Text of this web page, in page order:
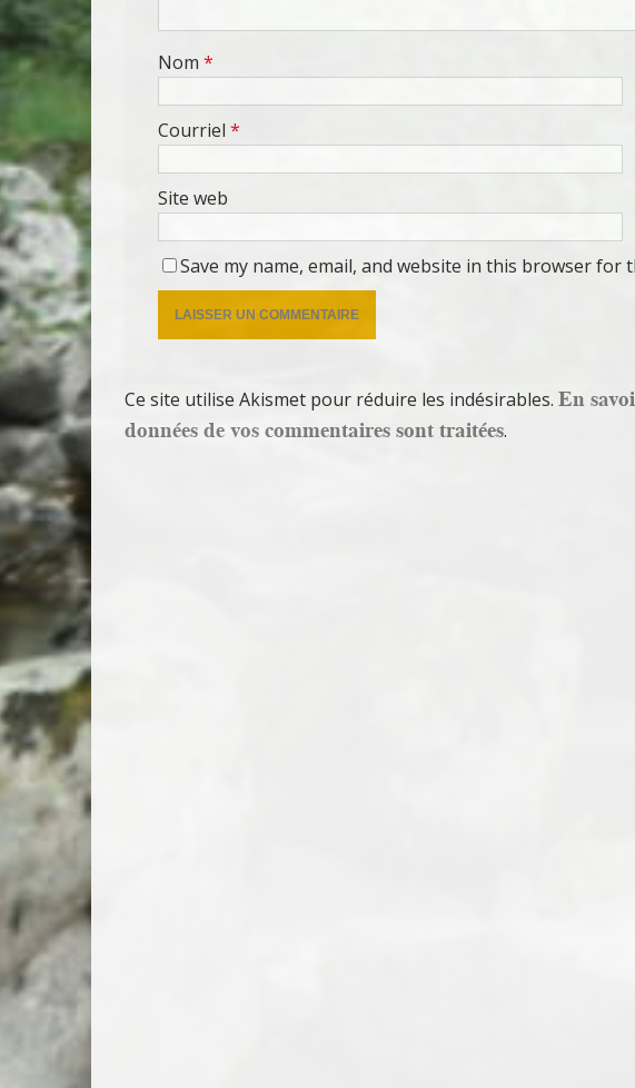
Nom *
Courriel *
Site web
Save my name, email, and website in this browser for
Ce site utilise Akismet pour réduire les indésirables. En
données de vos commentaires sont traitées.